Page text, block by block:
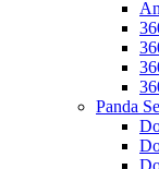
Panda